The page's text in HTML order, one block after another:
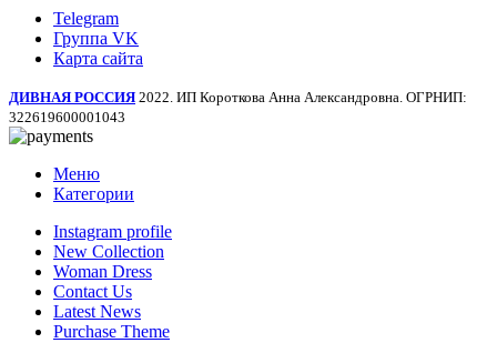
Telegram
Группа VK
Карта сайта
ДИВНАЯ РОССИЯ 2022. ИП Короткова Анна Александровна. ОГРНИП:
322619600001043
Меню
Категории
Instagram profile
New Collection
Woman Dress
Contact Us
Latest News
Purchase Theme